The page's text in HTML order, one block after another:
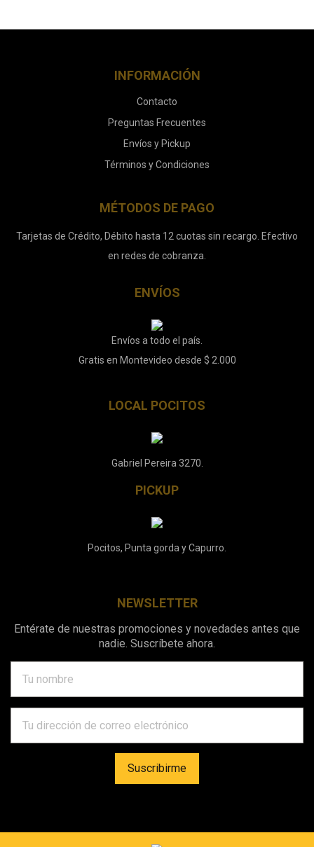
INFORMACIÓN
Contacto
Preguntas Frecuentes
Envíos y Pickup
Términos y Condiciones
MÉTODOS DE PAGO
Tarjetas de Crédito, Débito hasta 12 cuotas sin recargo. Efectivo
en redes de cobranza.
ENVÍOS
Envíos a todo el país.
Gratis en Montevideo desde $ 2.000
LOCAL POCITOS
Gabriel Pereira 3270.
PICKUP
Pocitos, Punta gorda y Capurro.
NEWSLETTER
Entérate de nuestras promociones y novedades antes que
nadie. Suscríbete ahora.